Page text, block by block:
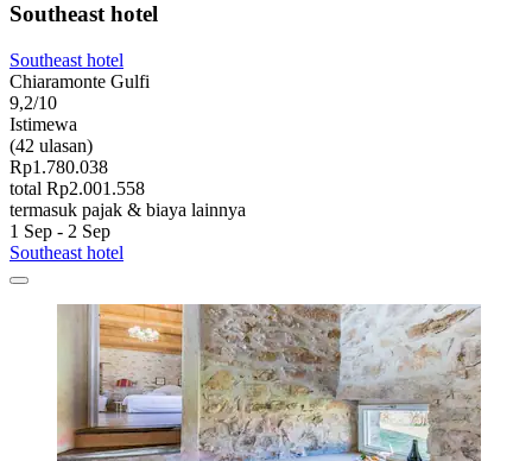
Southeast hotel
Southeast hotel
Chiaramonte Gulfi
9,2/10
Istimewa
(42 ulasan)
Rp1.780.038
total Rp2.001.558
termasuk pajak & biaya lainnya
1 Sep - 2 Sep
Southeast hotel